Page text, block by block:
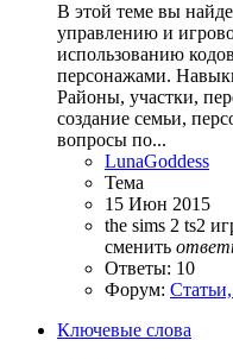
В этой теме вы
управлению и
использованию
персонажами.
Районы, участки,
создание семьи,
вопросы по...
LunaGoddess
Тема
15 Июн 2015
the sims 2 ts2
сменить
Ответы: 10
Форум:
Ключевые слова